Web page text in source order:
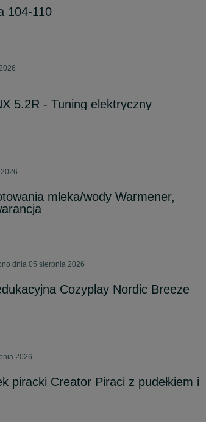
104-110
5.2R - Tuning elektryczny
mleka/wody Warmener,
dnia 05 sierpnia 2026
Cozyplay Nordic Breeze
2026
piracki Creator Piraci z pudełkiem i